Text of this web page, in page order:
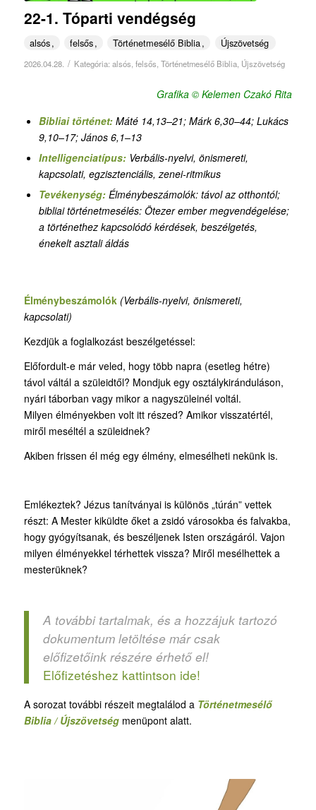
22-1. Tóparti vendégség
alsós felsős Történetmesélő Biblia Újszövetség
2026.04.28. / Kategória: alsós, felsős, Történetmesélő Biblia, Újszövetség
Grafika © Kelemen Czakó Rita
Bibliai történet:Máté 14,13–21; Márk 6,30–44; Lukács
9,10–17; János 6,1–13
Intelligenciatípus: Verbális-nyelvi, önismereti,
kapcsolati, egzisztenciális,zenei-ritmikus
Tevékenység: Élménybeszámolók: távol az otthontól;
bibliai történetmesélés: Ötezer ember megvendégelése;
a történethez kapcsolódó kérdések, beszélgetés,
énekelt asztali áldás
Élménybeszámolók (Verbális-nyelvi, önismereti,
kapcsolati)
Kezdjük a foglalkozást beszélgetéssel:
Előfordult-e már veled, hogy több napra (esetleg hétre)
távol váltál a szüleidtől? Mondjuk egy osztálykiránduláson,
nyári táborban vagy mikor a nagyszüleinél voltál.
Milyen élményekben volt itt részed? Amikor visszatértél,
miről meséltél a szüleidnek?
Akiben frissen él még egy élmény, elmesélheti nekünk is.
Emlékeztek? Jézus tanítványai is különös „túrán” vettek
részt: A Mester kiküldte őket a zsidó városokba és falvakba,
hogy gyógyítsanak, és beszéljenek Isten országáról. Vajon
milyen élményekkel térhettek vissza? Miről mesélhettek a
mesterüknek?
A további tartalmak, és a hozzájuk tartozó
dokumentum letöltése már csak
előfizetőink részére érhető el!
Előfizetéshez kattintson ide!
A sorozat további részeit megtalálod a Történetmesélő
Biblia / Újszövetségmenüpont alatt.